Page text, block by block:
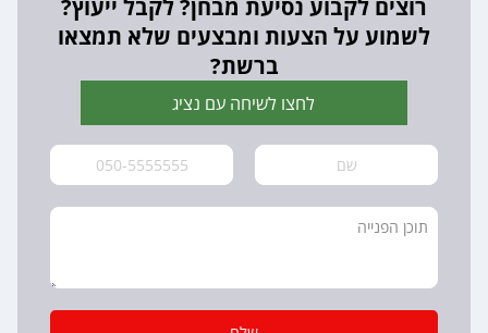
רוצים לקבוע נסיעת מבחן? לקבל ייעוץ?
לשמוע על הצעות ומבצעים שלא תמצאו
ברשת?
לחצו לשיחה עם נציג